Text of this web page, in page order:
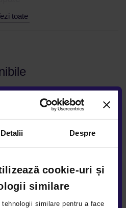
Detalii Despre
cookie-uri și
similare
similare pentru a face
2
toate